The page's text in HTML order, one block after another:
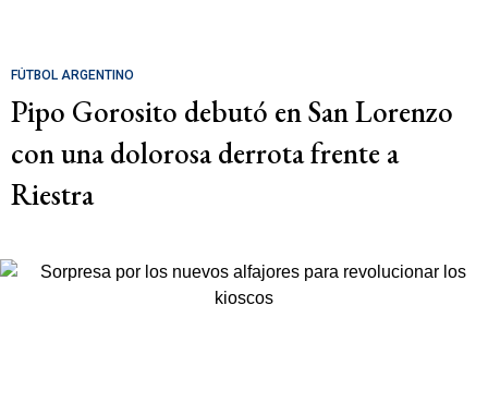
FÚTBOL ARGENTINO
Pipo Gorosito debutó en San Lorenzo
con una dolorosa derrota frente a
Riestra